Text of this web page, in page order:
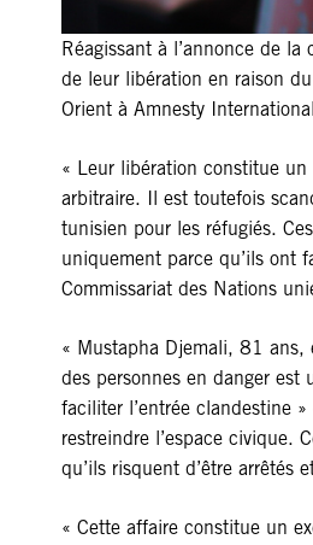
Réagissant à l’annonce de
de leur libération en raison
Orient à Amnesty
« Leur libération constitue
arbitraire. Il est toutefois
tunisien pour les réfugiés.
uniquement parce qu’ils ont
Commissariat des Nations
« Mustapha Djemali, 81 ans,
des personnes en danger est
faciliter l’entrée clandestine
restreindre l’espace civique.
qu’ils risquent d’être arrêtés
« Cette affaire constitue un